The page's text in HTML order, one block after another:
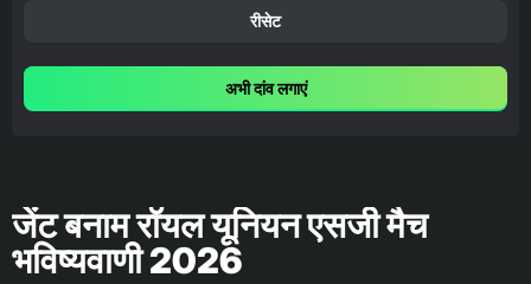
रीसेट
अभी दांव लगाएं
जेंट बनाम रॉयल यूनियन एसजी मैच
भविष्यवाणी 2026